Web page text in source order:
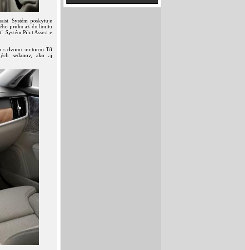
Systém poskytuje
pruhu až do limitu
Systém Pilot Assist je
s dvomi motormi T8
sedanov, ako aj